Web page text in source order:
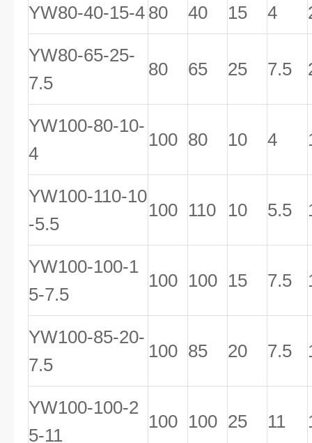
YW80-40-15-4 80 40 15 4
YW80-65-25-
7.5
80 65 25 7.5
YW100-80-10-
4
100 80 10 4
YW100-110-10
-5.5
100 110 10 5.5
YW100-100-1
5-7.5
100 100 15 7.5
YW100-85-20-
7.5
100 85 20 7.5
YW100-100-2
5-11
100 100 25 11